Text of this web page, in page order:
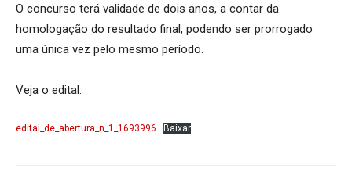
O concurso terá validade de dois anos, a contar da
homologação do resultado final, podendo ser prorrogado
uma única vez pelo mesmo período.
Veja o edital:
edital_de_abertura_n_1_1693996 Baixar